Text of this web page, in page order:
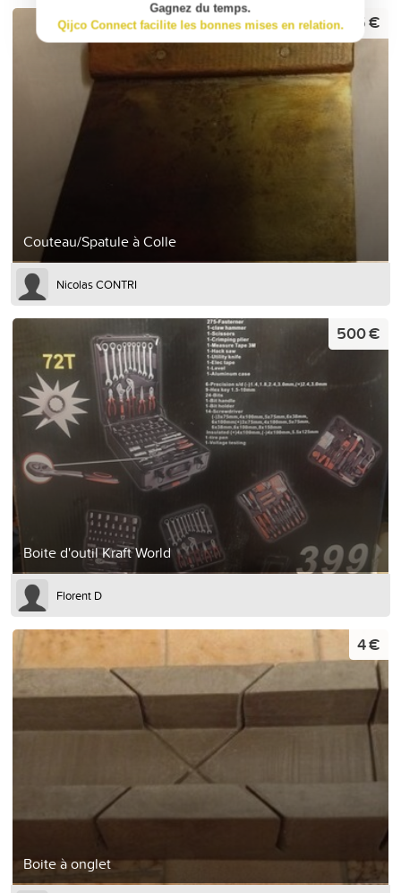
Couteau/Spatule à Colle
2,75 €
Nicolas CONTRI
Boite d'outil Kraft World
500 €
Florent D
Boite à onglet
4 €
Gagnez du temps.
Qijco Connect facilite les bonnes mises en relation.